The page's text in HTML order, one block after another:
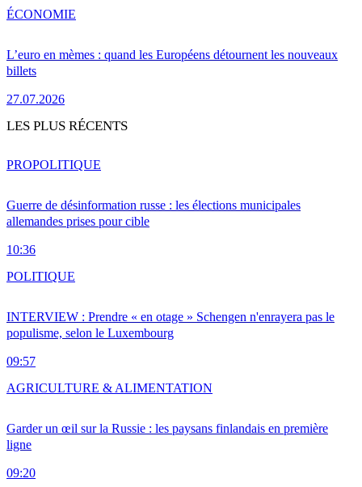
L’euro en mèmes : quand les Européens détournent les nouveaux
billets
27.07.2026
ÉCONOMIE
LES PLUS RÉCENTS
Guerre de désinformation russe : les élections municipales
allemandes prises pour cible
10:36
PROPOLITIQUE
INTERVIEW : Prendre « en otage » Schengen n'enrayera pas le
populisme, selon le Luxembourg
09:57
POLITIQUE
Garder un œil sur la Russie : les paysans finlandais en première
ligne
09:20
AGRICULTURE & ALIMENTATION